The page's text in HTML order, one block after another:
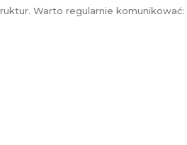
Warto regularnie komunikować: